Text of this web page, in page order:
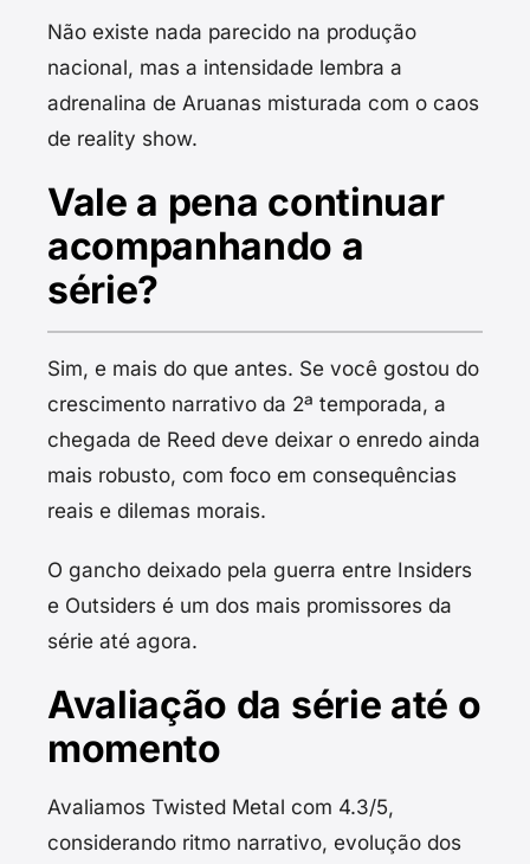
Não existe nada parecido na produção
nacional, mas a intensidade lembra a
adrenalina de Aruanas misturada com o caos
de reality show.
Vale a pena continuar
acompanhando a
série?
Sim, e mais do que antes. Se você gostou do
crescimento narrativo da 2ª temporada, a
chegada de Reed deve deixar o enredo ainda
mais robusto, com foco em consequências
reais e dilemas morais.
O gancho deixado pela guerra entre Insiders
e Outsiders é um dos mais promissores da
série até agora.
Avaliação da série até o
momento
Avaliamos Twisted Metal com 4.3/5,
considerando ritmo narrativo, evolução dos